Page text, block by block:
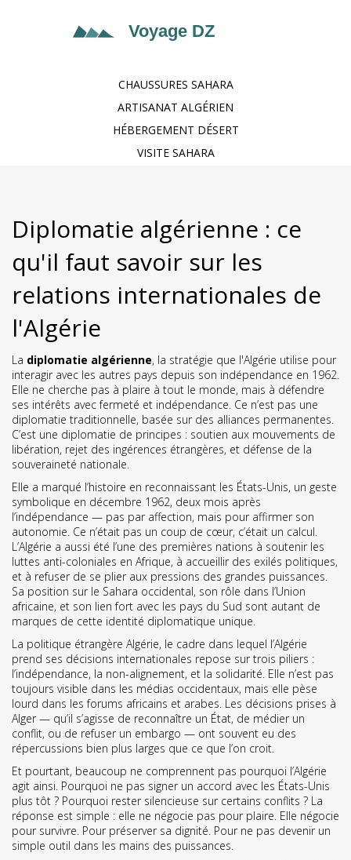
CHAUSSURES SAHARA
ARTISANAT ALGÉRIEN
HÉBERGEMENT DÉSERT
VISITE SAHARA
Diplomatie algérienne : ce
qu'il faut savoir sur les
relations internationales de
l'Algérie
La diplomatie algérienne, la stratégie que l'Algérie utilise pour
interagir avec les autres pays depuis son indépendance en 1962.
Elle ne cherche pas à plaire à tout le monde, mais à défendre
ses intérêts avec fermeté et indépendance. Ce n’est pas une
diplomatie traditionnelle, basée sur des alliances permanentes.
C’est une diplomatie de principes : soutien aux mouvements de
libération, rejet des ingérences étrangères, et défense de la
souveraineté nationale.
Elle a marqué l’histoire en reconnaissant les États-Unis, un geste
symbolique en décembre 1962, deux mois après
l’indépendance — pas par affection, mais pour affirmer son
autonomie. Ce n’était pas un coup de cœur, c’était un calcul.
L’Algérie a aussi été l’une des premières nations à soutenir les
luttes anti-coloniales en Afrique, à accueillir des exilés politiques,
et à refuser de se plier aux pressions des grandes puissances.
Sa position sur le Sahara occidental, son rôle dans l’Union
africaine, et son lien fort avec les pays du Sud sont autant de
marques de cette identité diplomatique unique.
La politique étrangère Algérie, le cadre dans lequel l’Algérie
prend ses décisions internationales repose sur trois piliers :
l’indépendance, la non-alignement, et la solidarité. Elle n’est pas
toujours visible dans les médias occidentaux, mais elle pèse
lourd dans les forums africains et arabes. Les décisions prises à
Alger — qu’il s’agisse de reconnaître un État, de médier un
conflit, ou de refuser un embargo — ont souvent eu des
répercussions bien plus larges que ce que l’on croit.
Et pourtant, beaucoup ne comprennent pas pourquoi l’Algérie
agit ainsi. Pourquoi ne pas signer un accord avec les États-Unis
plus tôt ? Pourquoi rester silencieuse sur certains conflits ? La
réponse est simple : elle ne négocie pas pour plaire. Elle négocie
pour survivre. Pour préserver sa dignité. Pour ne pas devenir un
simple outil dans les mains des puissances.